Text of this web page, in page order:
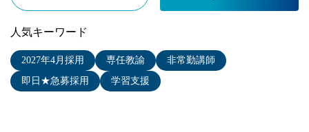
人気キーワード
2027年4月採用 専任教諭
非常勤講師
即日★急募採用
学習支援